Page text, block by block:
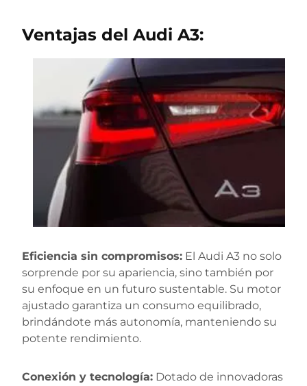
Ventajas del Audi A3:
Eficiencia sin compromisos: El Audi A3 no solo
sorprende por su apariencia, sino también por
su enfoque en un futuro sustentable. Su motor
ajustado garantiza un consumo equilibrado,
brindándote más autonomía, manteniendo su
potente rendimiento.
Conexión y tecnología: Dotado de innovadoras